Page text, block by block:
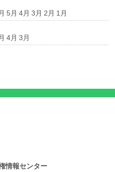
5月 4月 3月 2月 1月
4月 3月
情報センター